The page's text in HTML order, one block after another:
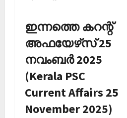
ഇന്നത്തെ കറന്റ്
അഫയേഴ്‌സ് 25
നവംബർ 2025
(Kerala PSC
Current Affairs 25
November 2025)